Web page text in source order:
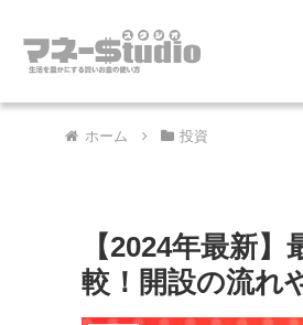
ホーム 投資
【2024年最新
較！開設の流れ